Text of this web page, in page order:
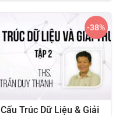
Cấu Trúc Dữ Liệu & Giải
-38%